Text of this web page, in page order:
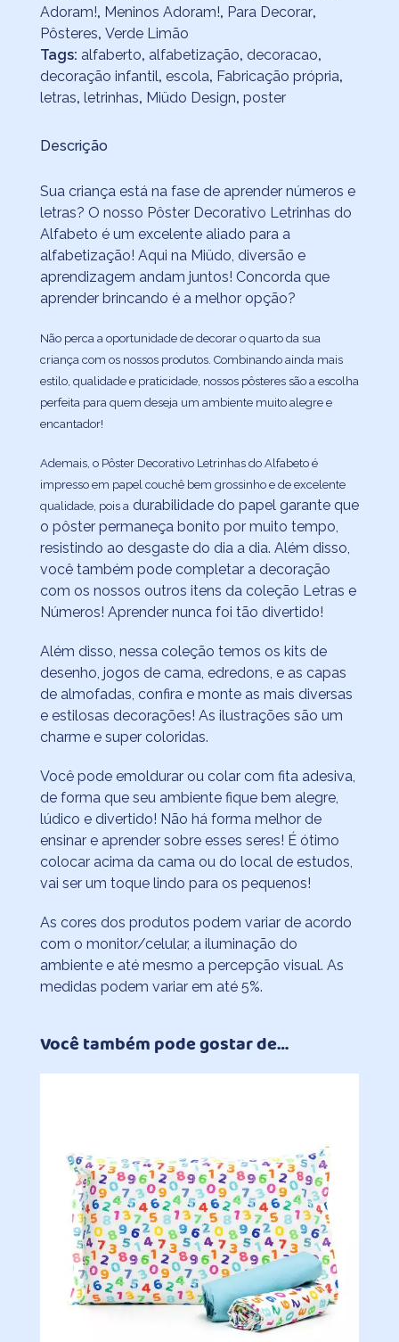
Adoram!, Meninos Adoram!, Para Decorar,
Pôsteres, Verde Limão
Tags: alfaberto, alfabetização, decoracao,
decoração infantil, escola, Fabricação própria,
letras, letrinhas, Miüdo Design, poster
Descrição
Sua criança está na fase de aprender números e
letras? O nosso Pôster Decorativo Letrinhas do
Alfabeto é um excelente aliado para a
alfabetização! Aqui na Miüdo, diversão e
aprendizagem andam juntos! Concorda que
aprender brincando é a melhor opção?
Não perca a oportunidade de decorar o quarto da sua
criança com os nossos produtos. Combinando ainda mais
estilo, qualidade e praticidade, nossos pôsteres são a escolha
perfeita para quem deseja um ambiente muito alegre e
encantador!
Ademais, o Pôster Decorativo Letrinhas do Alfabeto é
impresso em papel couchê bem grossinho e de excelente
qualidade, pois a durabilidade do papel garante que
o pôster permaneça bonito por muito tempo,
resistindo ao desgaste do dia a dia. Além disso,
você também pode completar a decoração
com os nossos outros itens da coleção Letras e
Números! Aprender nunca foi tão divertido!
Além disso, nessa coleção temos os kits de
desenho, jogos de cama, edredons, e as capas
de almofadas, confira e monte as mais diversas
e estilosas decorações! As ilustrações são um
charme e super coloridas.
Você pode emoldurar ou colar com fita adesiva,
de forma que seu ambiente fique bem alegre,
lúdico e divertido! Não há forma melhor de
ensinar e aprender sobre esses seres! É ótimo
colocar acima da cama ou do local de estudos,
vai ser um toque lindo para os pequenos!
As cores dos produtos podem variar de acordo
com o monitor/celular, a iluminação do
ambiente e até mesmo a percepção visual. As
medidas podem variar em até 5%.
Você também pode gostar de…